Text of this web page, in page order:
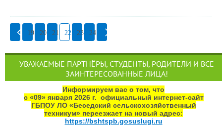
19 20 21 22 23 24
УВАЖАЕМЫЕ ПАРТНЁРЫ, СТУДЕНТЫ, РОДИТЕЛИ И ВСЕ
ЗАИНТЕРЕСОВАННЫЕ ЛИЦА!
Информируем вас о том, что
с «09» января 2026 г. официальный интернет‑сайт
ГБПОУ ЛО «Беседский сельскохозяйственный
техникум» переезжает на новый адрес:
https://bshtspb.gosuslugi.ru